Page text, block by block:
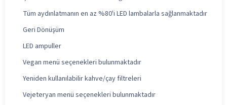
Tüm aydınlatmanın en az %80'i LED lambalarla sağlanmaktadır
Geri Dönüşüm
LED ampuller
Vegan menü seçenekleri bulunmaktadır
Yeniden kullanılabilir kahve/çay filtreleri
Vejeteryan menü seçenekleri bulunmaktadır